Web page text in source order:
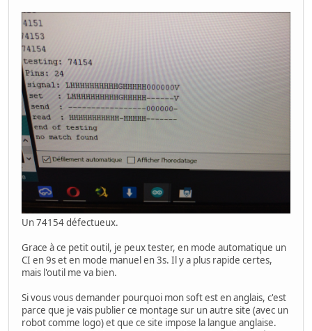
Un 74154 défectueux.
Grace à ce petit outil, je peux tester, en mode automatique un
CI en 9s et en mode manuel en 3s. Il y a plus rapide certes,
mais l'outil me va bien.
Si vous vous demander pourquoi mon soft est en anglais, c'est
parce que je vais publier ce montage sur un autre site (avec un
robot comme logo) et que ce site impose la langue anglaise.